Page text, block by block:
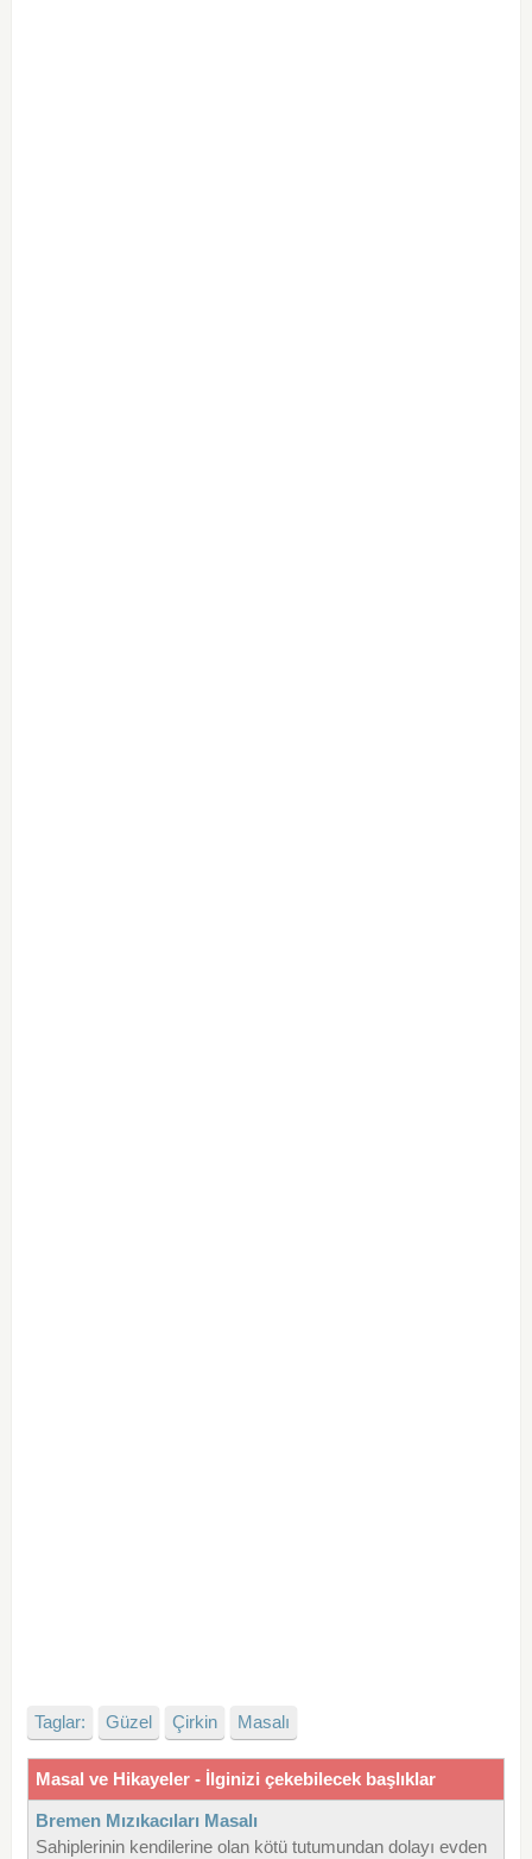
Taglar: Güzel Çirkin Masalı
Masal ve Hikayeler - İlginizi çekebilecek başlıklar
Bremen Mızıkacıları Masalı
Sahiplerinin kendilerine olan kötü tutumundan dolayı evden